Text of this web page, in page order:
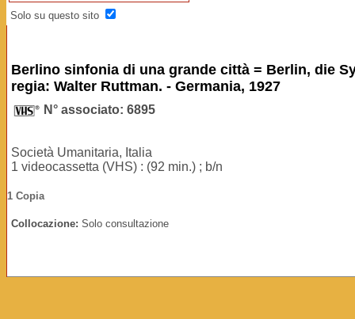
Solo su questo sito
Berlino sinfonia di una grande città = Berlin, die
regia: Walter Ruttman. - Germania, 1927
N° associato: 6895
Società Umanitaria, Italia
1 videocassetta (VHS) : (92 min.) ; b/n
1 Copia
Collocazione: Solo consultazione